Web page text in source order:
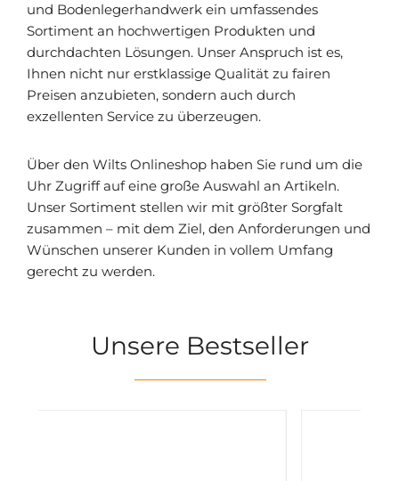
und Bodenlegerhandwerk ein umfassendes
Sortiment an hochwertigen Produkten und
durchdachten Lösungen. Unser Anspruch ist es,
Ihnen nicht nur erstklassige Qualität zu fairen
Preisen anzubieten, sondern auch durch
exzellenten Service zu überzeugen.
Über den Wilts Onlineshop haben Sie rund um die
Uhr Zugriff auf eine große Auswahl an Artikeln.
Unser Sortiment stellen wir mit größter Sorgfalt
zusammen – mit dem Ziel, den Anforderungen und
Wünschen unserer Kunden in vollem Umfang
gerecht zu werden.
Unsere Bestseller